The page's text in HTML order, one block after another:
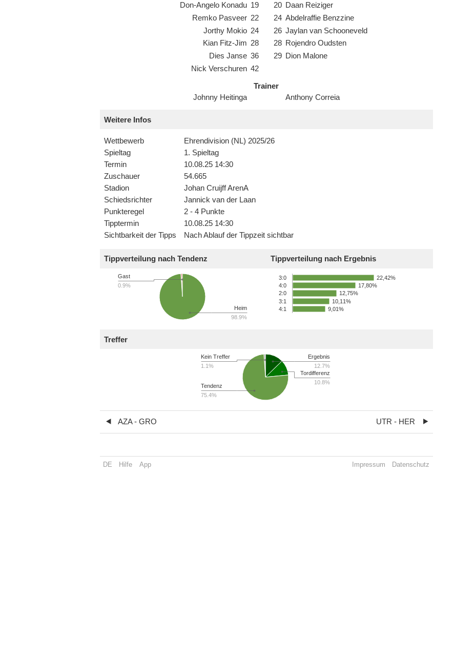
Don-Angelo Konadu 19 20 Daan Reiziger
Remko Pasveer 22 24 Abdelraffie Benzzine
Jorthy Mokio 24 26 Jaylan van Schooneveld
Kian Fitz-Jim 28 28 Rojendro Oudsten
Dies Janse 36 29 Dion Malone
Nick Verschuren 42
Trainer
Johnny Heitinga
Anthony Correia
Weitere Infos
Wettbewerb
Ehrendivision (NL) 2025/26
Spieltag
1. Spieltag
Termin
10.08.25 14:30
Zuschauer
54.665
Stadion
Johan Cruijff ArenA
Schiedsrichter
Jannick van der Laan
Punkteregel
2 - 4 Punkte
Tipptermin
10.08.25 14:30
Sichtbarkeit der Tipps
Nach Ablauf der Tippzeit sichtbar
Tippverteilung nach Tendenz
Heim
98.9%
Gast
0.9%
Tippverteilung nach Ergebnis
3:0
4:0
2:0
3:1
4:1
22,42%
17,80%
12,75%
10,11%
9,01%
Treffer
Ergebnis
12.7%
Tordifferenz
10.8%
Tendenz
75.4%
Kein Treffer
1.1%
AZA - GRO UTR - HER
DE Hilfe App Impressum Datenschutz